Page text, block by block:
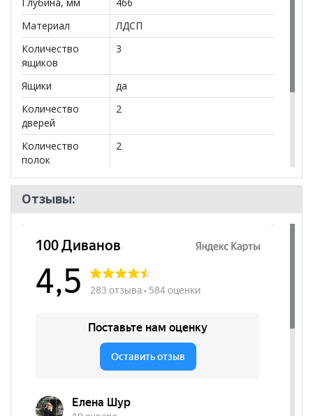
салонах сети!
Материал
ЛДСП
Количество
ящиков
3
Ящики
да
Количество
дверей
2
Количество
полок
2
Бренд
Аларти
Стиль
Пол
Отзывы: